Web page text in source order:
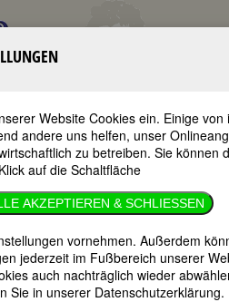
im ganzen Text
nur in Titeln
Website Cookies ein. Einige von
andere uns helfen, unser
zu betreiben. Sie können
auf die Schaltfläche
AKZEPTIEREN & SCHLIESSEN
vornehmen. Außerdem
jederzeit im Fußbereich unserer
auch nachträglich wieder
Sie in unserer Datenschutzerklärung.